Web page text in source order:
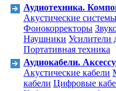
Аудиотехника.
Акустические системы
Фонокорректоры
Наушники Усилители
Портативная техника
Аудиокабели.
Акустические кабели
кабели Цифровые